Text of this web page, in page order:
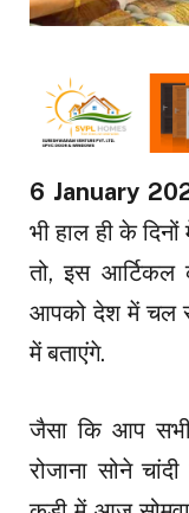
6 January
भी हाल ही के
तो, इस आर्टिकल
आपको देश में चल
में बताएंगे.
जैसा कि आप सभी
रोजाना सोने